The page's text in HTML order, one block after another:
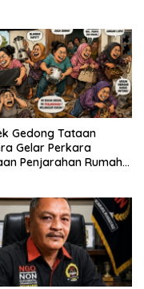
Gedong Tataan
Gelar Perkara
Penjarahan Rumah